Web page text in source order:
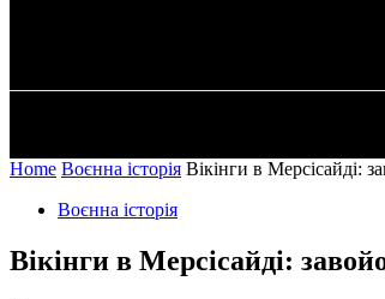
Home Воєнна історія Вікінги в Мерсісайді:
Воєнна історія
Вікінги в Мерсісайді: